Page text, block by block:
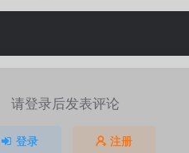
请登录后发表评论
登录 注册